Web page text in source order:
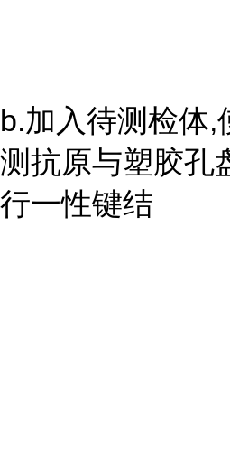
b.加入待测检体,
测抗原与塑胶孔
行一性键结